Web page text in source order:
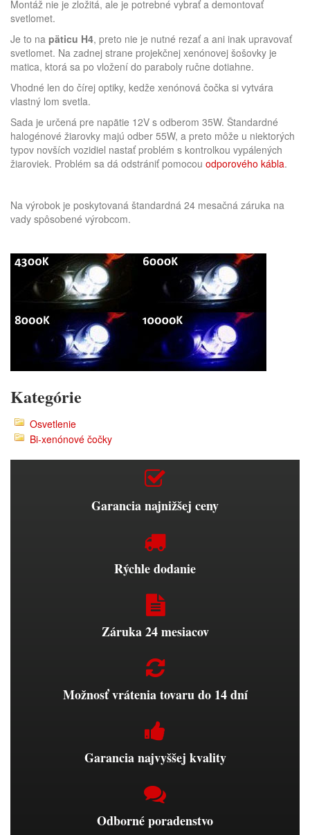
Montáž nie je zložitá, ale je potrebné vybrať a demontovať
svetlomet.
Je to na päticu H4, preto nie je nutné rezať a ani inak upravovať
svetlomet. Na zadnej strane projekčnej xenónovej šošovky je
matica, ktorá sa po vložení do paraboly ručne dotiahne.
Vhodné len do čírej optiky, kedže xenónová čočka si vytvára
vlastný lom svetla.
Sada je určená pre napätie 12V s odberom 35W. Štandardné
halogénové žiarovky majú odber 55W, a preto môže u niektorých
typov novších vozidiel nastať problém s kontrolkou vypálených
žiaroviek. Problém sa dá odstrániť pomocou odporového kábla.
Na výrobok je poskytovaná štandardná 24 mesačná záruka na
vady spôsobené výrobcom.
Kategórie
Osvetlenie
Bi-xenónové čočky
Garancia najnižšej ceny
Rýchle dodanie
Záruka 24 mesiacov
Možnosť vrátenia tovaru do 14 dní
Garancia najvyššej kvality
Odborné poradenstvo